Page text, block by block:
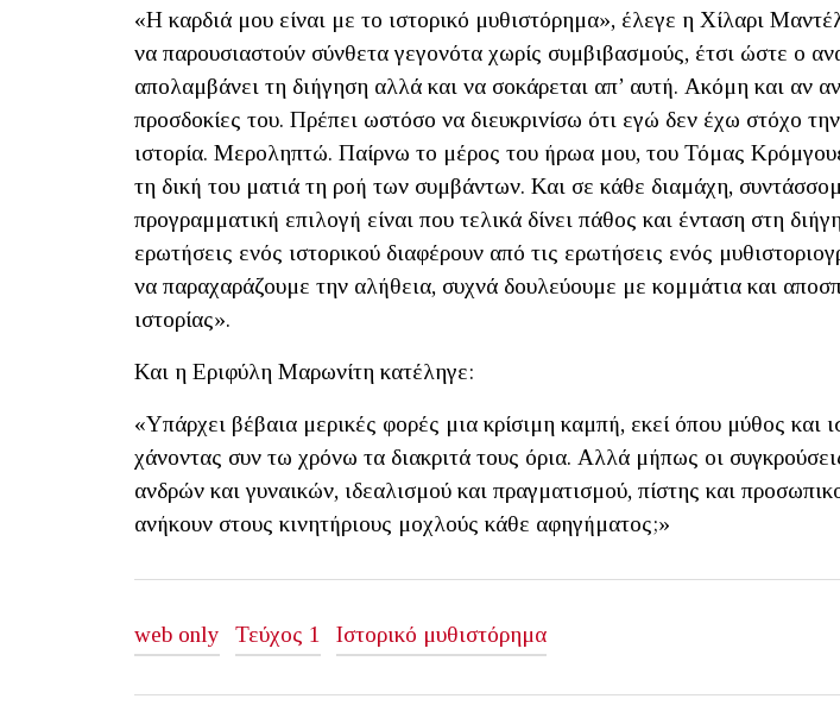
«Η καρδιά μου είναι με το ιστορικό μυθιστόρημα», έλεγε η Χίλαρι
να παρουσιαστούν σύνθετα γεγονότα χωρίς συμβιβασμούς, έτσι ώστε ο
απολαμβάνει τη διήγηση αλλά και να σοκάρεται απ’ αυτή. Ακόμη και αν
προσδοκίες του. Πρέπει ωστόσο να διευκρινίσω ότι εγώ δεν έχω στόχο την
ιστορία. Μεροληπτώ. Παίρνω το μέρος του ήρωα μου, του Τόμας
τη δική του ματιά τη ροή των συμβάντων. Και σε κάθε διαμάχη,
προγραμματική επιλογή είναι που τελικά δίνει πάθος και ένταση στη
ερωτήσεις ενός ιστορικού διαφέρουν από τις ερωτήσεις ενός
να παραχαράζουμε την αλήθεια, συχνά δουλεύουμε με κομμάτια και
ιστορίας».
Και η Εριφύλη Μαρωνίτη κατέληγε:
«Υπάρχει βέβαια μερικές φορές μια κρίσιμη καμπή, εκεί όπου μύθος και
χάνοντας συν τω χρόνω τα διακριτά τους όρια. Αλλά μήπως οι
ανδρών και γυναικών, ιδεαλισμού και πραγματισμού, πίστης και
ανήκουν στους κινητήριους μοχλούς κάθε αφηγήματος;»
web only Τεύχος 1 Ιστορικό μυθιστόρημα